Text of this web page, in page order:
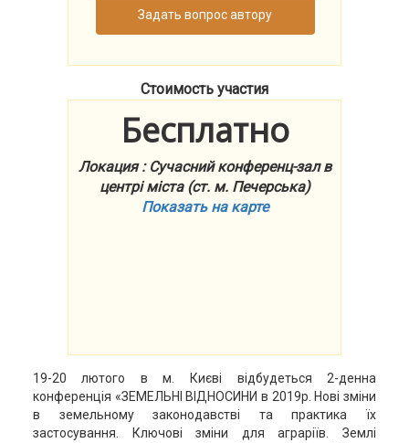
Задать вопрос автору
Стоимость участия
Бесплатно
Локация : Сучасний конференц-зал в
центрі міста (ст. м. Печерська)
Показать на карте
19-20 лютого в м. Києві відбудеться 2-денна
конференція «ЗЕМЕЛЬНІ ВІДНОСИНИ в 2019р. Нові зміни
в земельному законодавстві та практика їх
застосування. Ключові зміни для аграріїв. Землі